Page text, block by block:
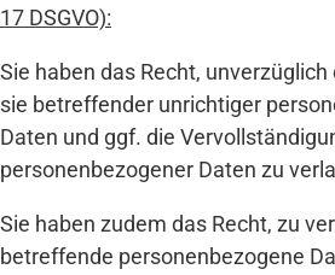
17 DSGVO):
Sie haben das Recht,
sie betreffender unrichtiger
Daten und ggf. die
personenbezogener Daten zu
Sie haben zudem das Recht, zu
betreffende personenbezogene